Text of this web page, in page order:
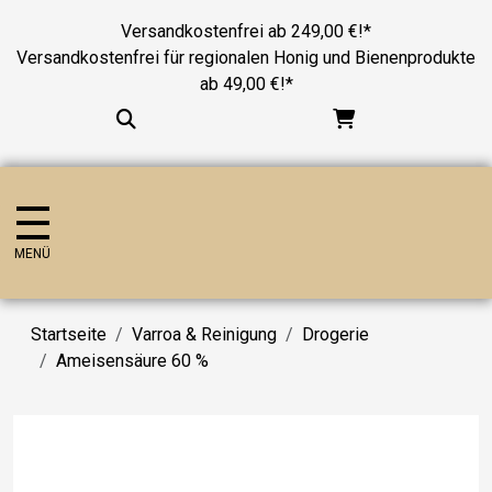
Versandkostenfrei ab 249,00 €!*
Versandkostenfrei für regionalen Honig und Bienenprodukte
ab 49,00 €!*
MENÜ
Startseite Varroa & Reinigung
Drogerie
Ameisensäure 60 %